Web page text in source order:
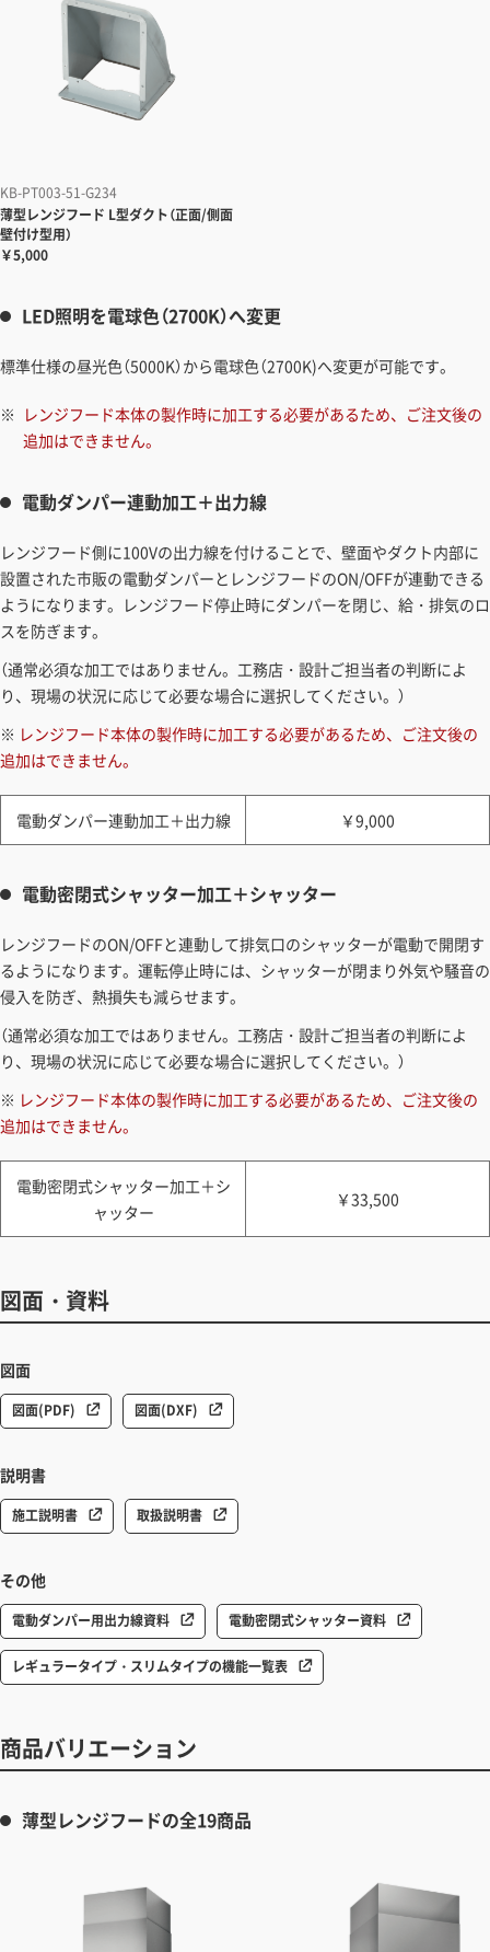
KB-PT003-51-G234
薄型レンジフード L型ダクト（正面/側面
壁付け型用）
￥5,000
LED照明を電球色（2700K）へ変更
標準仕様の昼光色（5000K）から電球色（2700K)へ変更が可能です。
レンジフード本体の製作時に加工する必要があるため、ご注文後の
追加はできません。
電動ダンパー連動加工＋出力線
レンジフード側に100Vの出力線を付けることで、壁面やダクト内部に
設置された市販の電動ダンパーとレンジフードのON/OFFが連動できる
ようになります。レンジフード停止時にダンパーを閉じ、給・排気のロ
スを防ぎます。
（通常必須な加工ではありません。工務店・設計ご担当者の判断によ
り、現場の状況に応じて必要な場合に選択してください。）
※ レンジフード本体の製作時に加工する必要があるため、ご注文後の
追加はできません。
電動ダンパー連動加工＋出力線 ￥9,000
電動密閉式シャッター加工＋シャッター
レンジフードのON/OFFと連動して排気口のシャッターが電動で開閉す
るようになります。運転停止時には、シャッターが閉まり外気や騒音の
侵入を防ぎ、熱損失も減らせます。
（通常必須な加工ではありません。工務店・設計ご担当者の判断によ
り、現場の状況に応じて必要な場合に選択してください。）
※ レンジフード本体の製作時に加工する必要があるため、ご注文後の
追加はできません。
電動密閉式シャッター加工＋シ
ャッター
￥33,500
図面・資料
図面
図面(PDF) 図面(DXF)
説明書
施工説明書 取扱説明書
その他
電動ダンパー用出力線資料 電動密閉式シャッター資料
レギュラータイプ・スリムタイプの機能一覧表
商品バリエーション
薄型レンジフードの全19商品